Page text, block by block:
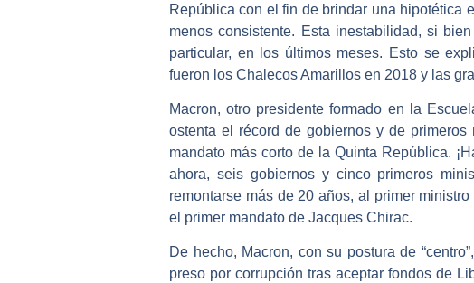
República con el fin de brindar una hipotética
menos consistente. Esta inestabilidad, si
particular, en los últimos meses. Esto se
fueron los Chalecos Amarillos en 2018 y las
Macron, otro presidente formado en la
ostenta el récord de gobiernos y de
mandato más corto de la Quinta República.
ahora, seis gobiernos y cinco primeros
remontarse más de 20 años, al primer
el primer mandato de Jacques Chirac.
De hecho, Macron, con su postura de
preso por corrupción tras aceptar fondos de